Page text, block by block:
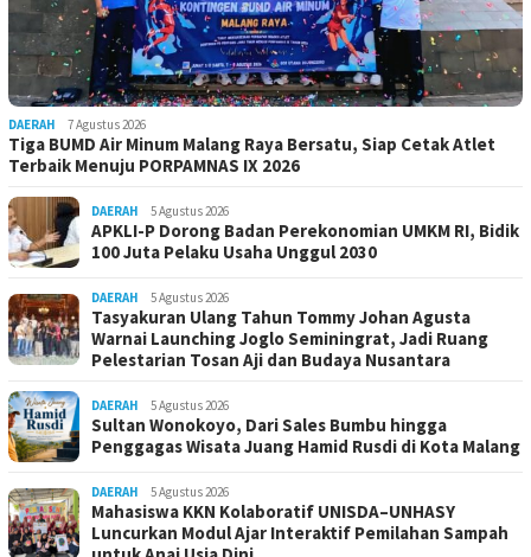
DAERAH 7 Agustus 2026
Tiga BUMD Air Minum Malang Raya Bersatu, Siap Cetak Atlet
Terbaik Menuju PORPAMNAS IX 2026
DAERAH 5 Agustus 2026
APKLI-P Dorong Badan Perekonomian UMKM RI, Bidik
100 Juta Pelaku Usaha Unggul 2030
DAERAH 5 Agustus 2026
Tasyakuran Ulang Tahun Tommy Johan Agusta
Warnai Launching Joglo Seminingrat, Jadi Ruang
Pelestarian Tosan Aji dan Budaya Nusantara
DAERAH 5 Agustus 2026
Sultan Wonokoyo, Dari Sales Bumbu hingga
Penggagas Wisata Juang Hamid Rusdi di Kota Malang
DAERAH 5 Agustus 2026
Mahasiswa KKN Kolaboratif UNISDA–UNHASY
Luncurkan Modul Ajar Interaktif Pemilahan Sampah